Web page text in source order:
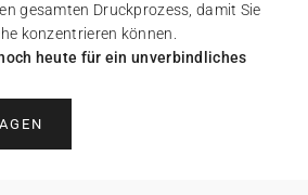
gesamten Druckprozess, damit Sie
konzentrieren können.
heute für ein unverbindliches